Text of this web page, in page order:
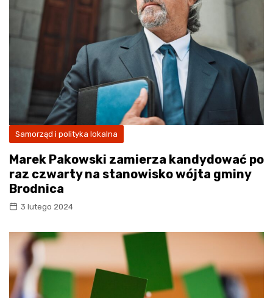
Samorząd i polityka lokalna
Marek Pakowski zamierza kandydować po
raz czwarty na stanowisko wójta gminy
Brodnica
3 lutego 2024